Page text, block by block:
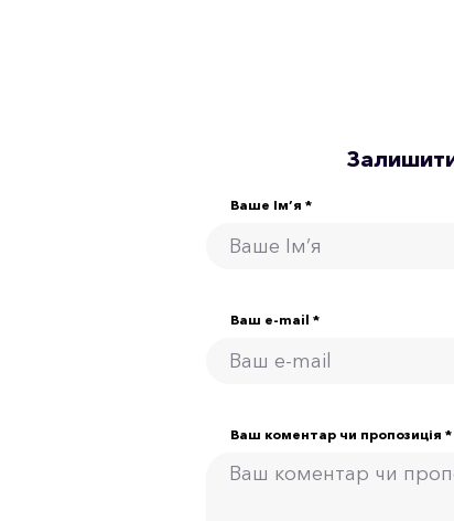
Ваше Ім’я *
Ваш e-mail *
Ваш коментар чи пропозиція *